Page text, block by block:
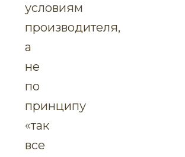
условиям
производителя,
а
не
по
принципу
«так
все